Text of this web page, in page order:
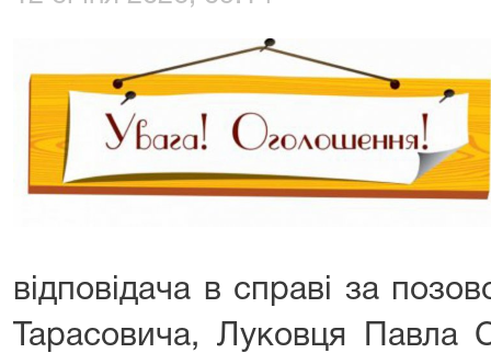
відповідача в справі за
Тарасовича, Луковця